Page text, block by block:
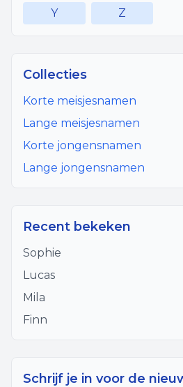
Y Z
Collecties
Korte meisjesnamen
Lange meisjesnamen
Korte jongensnamen
Lange jongensnamen
Recent bekeken
Sophie
Lucas
Mila
Finn
Schrijf je in voor de